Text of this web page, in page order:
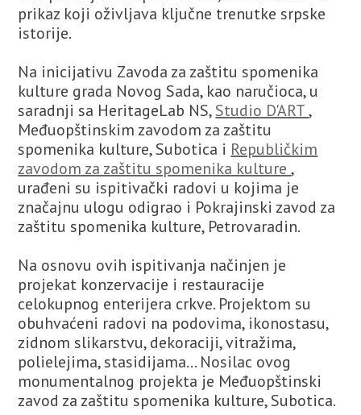
prikaz koji oživljava ključne trenutke srpske
istorije.
Na inicijativu Zavoda za zaštitu spomenika
kulture grada Novog Sada, kao naručioca, u
saradnji sa HeritageLab NS,Studio D'ART,
Međuopštinskim zavodom za zaštitu
spomenika kulture, Subotica i Republičkim
zavodom za zaštitu spomenika kulture,
urađeni su ispitivački radovi u kojima je
značajnu ulogu odigrao i Pokrajinski zavod za
zaštitu spomenika kulture, Petrovaradin.
Na osnovu ovih ispitivanja načinjen je
projekat konzervacije i restauracije
celokupnog enterijera crkve. Projektom su
obuhvaćeni radovi na podovima, ikonostasu,
zidnom slikarstvu, dekoraciji, vitražima,
polielejima, stasidijama... Nosilac ovog
monumentalnog projekta je Međuopštinski
zavod za zaštitu spomenika kulture, Subotica.